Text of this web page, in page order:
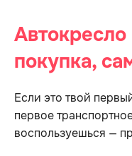
Автокресло
покупка,
Если это твой
первое
воспользуешься —